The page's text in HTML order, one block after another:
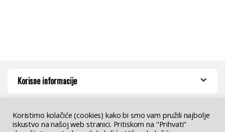
Korisne informacije
Koristimo kolačiće (cookies) kako bi smo vam pružili najbolje
iskustvo na našoj web stranici. Pritiskom na "Prihvati"